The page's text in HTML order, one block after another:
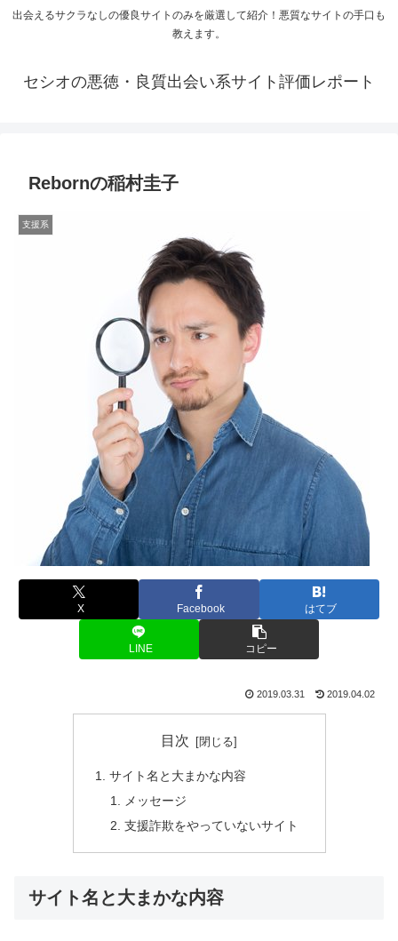
出会えるサクラなしの優良サイトのみを厳選して紹介！悪質なサイトの手口も
教えます。
セシオの悪徳・良質出会い系サイト評価レポート
Rebornの稲村圭子
支援系
X Facebook はてブ
LINE コピー
2019.03.31 2019.04.02
目次
サイト名と大まかな内容
メッセージ
支援詐欺をやっていないサイト
サイト名と大まかな内容